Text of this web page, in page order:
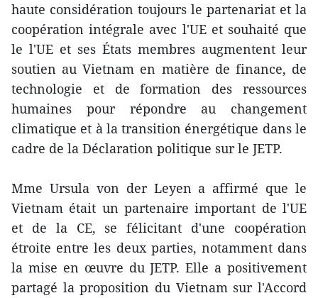
haute considération toujours le partenariat et la
coopération intégrale avec l'UE et souhaité que
le l'UE et ses États membres augmentent leur
soutien au Vietnam en matière de finance, de
technologie et de formation des ressources
humaines pour répondre au changement
climatique et à la transition énergétique dans le
cadre de la Déclaration politique sur le JETP.
Mme Ursula von der Leyen a affirmé que le
Vietnam était un partenaire important de l'UE
et de la CE, se félicitant d'une coopération
étroite entre les deux parties, notamment dans
la mise en œuvre du JETP. Elle a positivement
partagé la proposition du Vietnam sur l'Accord